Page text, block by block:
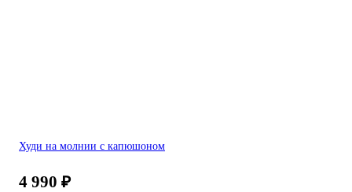
Худи на молнии с капюшоном
4 990 ₽